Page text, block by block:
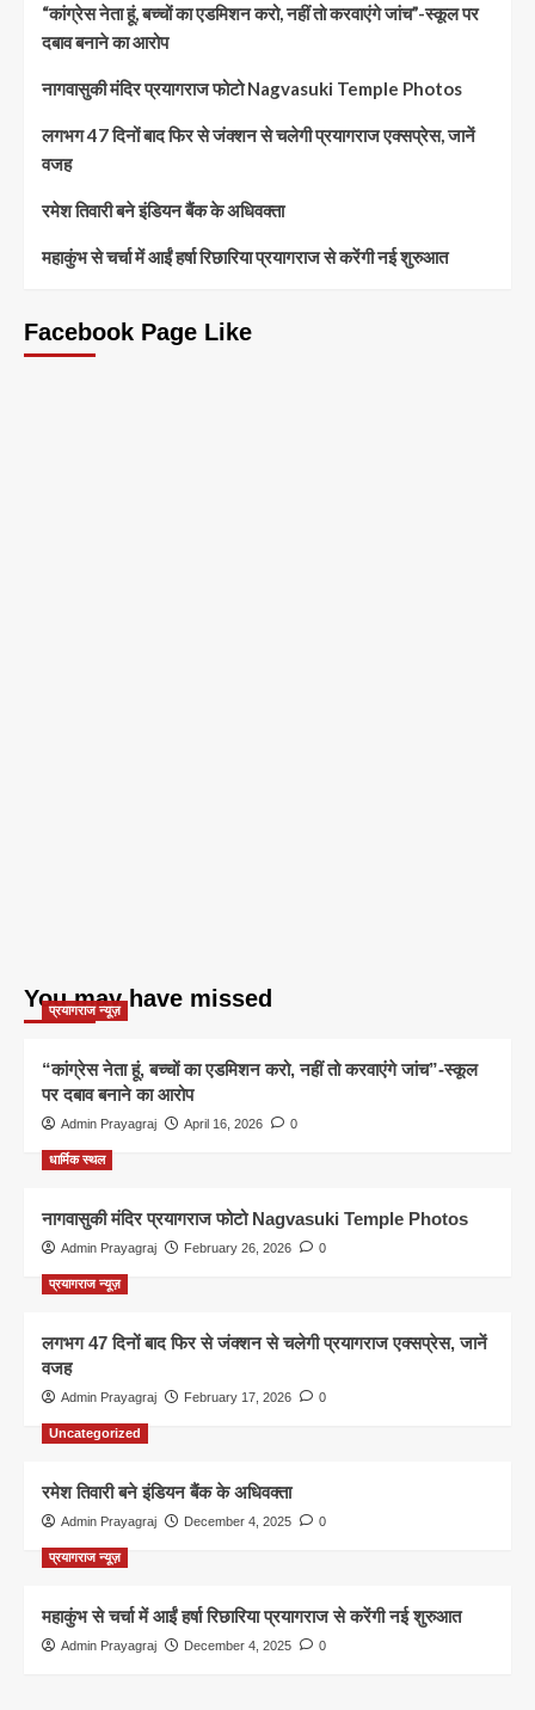
“कांग्रेस नेता हूं, बच्चों का एडमिशन करो, नहीं तो करवाएंगे जांच”-स्कूल पर
दबाव बनाने का आरोप
नागवासुकी मंदिर प्रयागराज फोटो Nagvasuki Temple Photos
लगभग 47 दिनों बाद फिर से जंक्शन से चलेगी प्रयागराज एक्सप्रेस, जानें
वजह
रमेश तिवारी बने इंडियन बैंक के अधिवक्ता
महाकुंभ से चर्चा में आईं हर्षा रिछारिया प्रयागराज से करेंगी नई शुरुआत
Facebook Page Like
You may have missed
प्रयागराज न्यूज़
“कांग्रेस नेता हूं, बच्चों का एडमिशन करो, नहीं तो करवाएंगे जांच”-स्कूल
पर दबाव बनाने का आरोप
Admin Prayagraj April 16, 2026 0
धार्मिक स्थल
नागवासुकी मंदिर प्रयागराज फोटो Nagvasuki Temple Photos
Admin Prayagraj February 26, 2026 0
प्रयागराज न्यूज़
लगभग 47 दिनों बाद फिर से जंक्शन से चलेगी प्रयागराज एक्सप्रेस, जानें
वजह
Admin Prayagraj February 17, 2026 0
Uncategorized
रमेश तिवारी बने इंडियन बैंक के अधिवक्ता
Admin Prayagraj December 4, 2025 0
प्रयागराज न्यूज़
महाकुंभ से चर्चा में आईं हर्षा रिछारिया प्रयागराज से करेंगी नई शुरुआत
Admin Prayagraj December 4, 2025 0